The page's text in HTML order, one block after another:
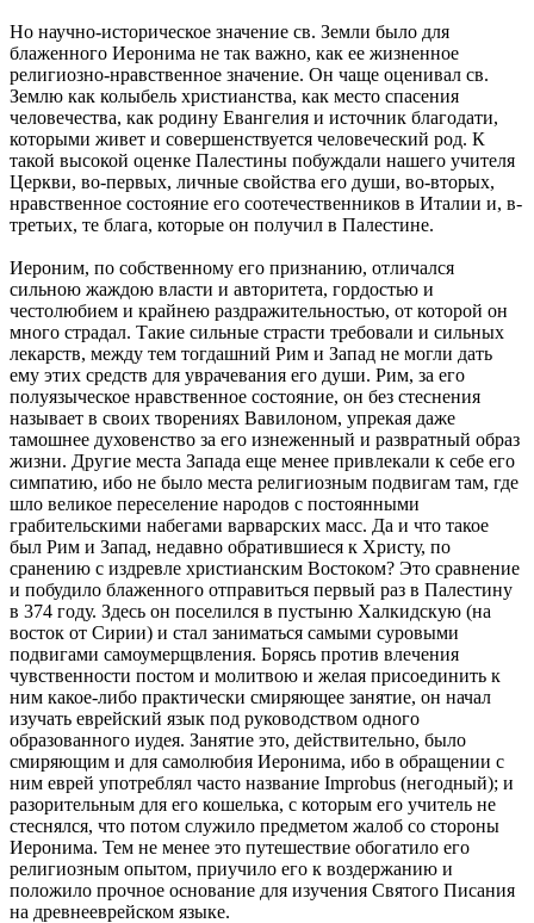
Но научно-историческое значение св. Земли было для
блаженного Иеронима не так важно, как ее жизненное
религиозно-нравственное значение. Он чаще оценивал св.
Землю как колыбель христианства, как место спасения
человечества, как родину Евангелия и источник благодати,
которыми живет и совершенствуется человеческий род. К
такой высокой оценке Палестины побуждали нашего учителя
Церкви, во-первых, личные свойства его души, во-вторых,
нравственное состояние его соотечественников в Италии и, в-
третьих, те блага, которые он получил в Палестине.
Иероним, по собственному его признанию, отличался
сильною жаждою власти и авторитета, гордостью и
честолюбием и крайнею раздражительностью, от которой он
много страдал. Такие сильные страсти требовали и сильных
лекарств, между тем тогдашний Рим и Запад не могли дать
ему этих средств для уврачевания его души. Рим, за его
полуязыческое нравственное состояние, он без стеснения
называет в своих творениях Вавилоном, упрекая даже
тамошнее духовенство за его изнеженный и развратный образ
жизни. Другие места Запада еще менее привлекали к себе его
симпатию, ибо не было места религиозным подвигам там, где
шло великое переселение народов с постоянными
грабительскими набегами варварских масс. Да и что такое
был Рим и Запад, недавно обратившиеся к Христу, по
сранению с издревле христианским Востоком? Это сравнение
и побудило блаженного отправиться первый раз в Палестину
в 374 году. Здесь он поселился в пустыню Халкидскую (на
восток от Сирии) и стал заниматься самыми суровыми
подвигами самоумерщвления. Борясь против влечения
чувственности постом и молитвою и желая присоединить к
ним какое-либо практически смиряющее занятие, он начал
изучать еврейский язык под руководством одного
образованного иудея. Занятие это, действительно, было
смиряющим и для самолюбия Иеронима, ибо в обращении с
ним еврей употреблял часто название Improbus (негодный); и
разорительным для его кошелька, с которым его учитель не
стеснялся, что потом служило предметом жалоб со стороны
Иеронима. Тем не менее это путешествие обогатило его
религиозным опытом, приучило его к воздержанию и
положило прочное основание для изучения Святого Писания
на древнееврейском языке.